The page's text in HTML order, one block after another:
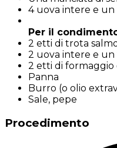
4 uova intere e
Per il
2 etti di trota
2 uova intere e
2 etti di
Panna
Burro (o olio
Sale, pepe
Procedimento